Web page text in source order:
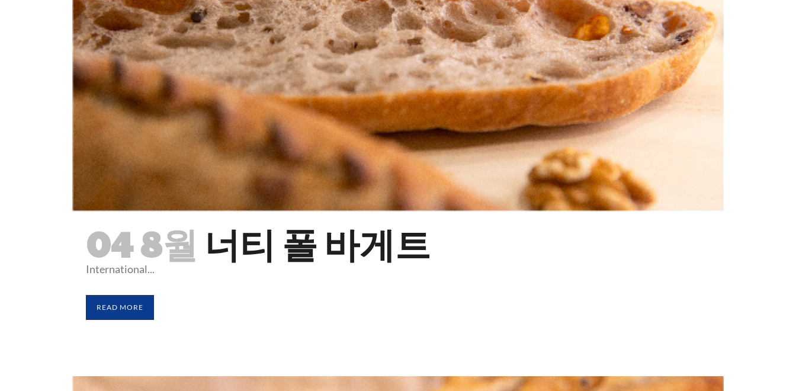
04 8월 너티 폴 바게트
International...
READ MORE